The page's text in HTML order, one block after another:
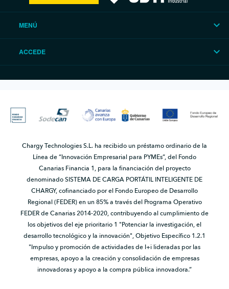
MENÚ
ACCEDE
Chargy Technologies S.L. ha recibido un préstamo ordinario de la
Línea de “Innovación Empresarial para PYMEs”, del Fondo
Canarias Financia 1, para la financiación del proyecto
denominado SISTEMA DE CARGA PORTÁTIL INTELIGENTE DE
CHARGY, cofinanciado por el Fondo Europeo de Desarrollo
Regional (FEDER) en un 85% a través del Programa Operativo
FEDER de Canarias 2014-2020, contribuyendo al cumplimiento de
los objetivos del eje prioritario 1 "Potenciar la investigación, el
desarrollo tecnológico y la innovación", Objetivo Específico 1.2.1
"Impulso y promoción de actividades de I+i lideradas por las
empresas, apoyo a la creación y consolidación de empresas
innovadoras y apoyo a la compra pública innovadora.”